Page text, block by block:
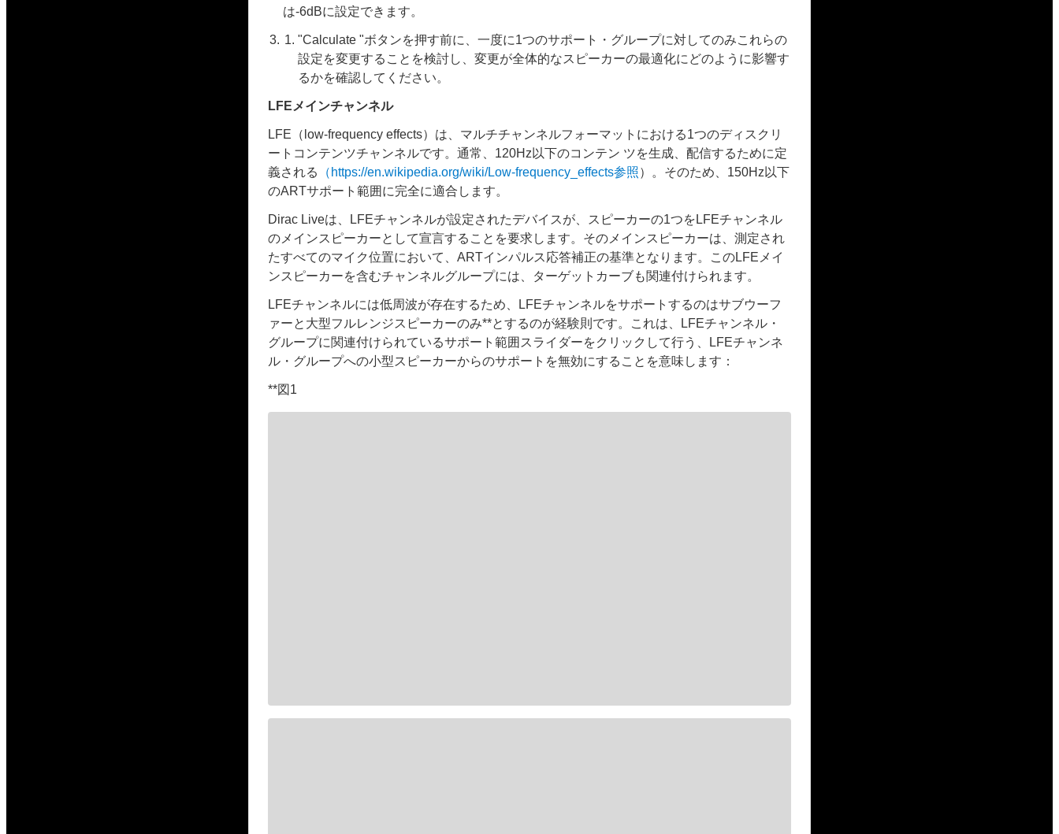
は-6dBに設定できます。
"Calculate "ボタンを押す前に、一度に1つのサポート・グループに対してのみこれらの
設定を変更することを検討し、変更が全体的なスピーカーの最適化にどのように影響す
るかを確認してください。
LFEメインチャンネル
LFE（low-frequency effects）は、マルチチャンネルフォーマットにおける1つのディスクリ
ートコンテンツチャンネルです。通常、120Hz以下のコンテン ツを生成、配信するために定
義される
（https://en.wikipedia.org/wiki/Low-frequency_effects参照）。そのため、150Hz以下
のARTサポート範囲に完全に適合します。
Dirac Liveは、LFEチャンネルが設定されたデバイスが、スピーカーの1つをLFEチャンネル
のメインスピーカーとして宣言することを要求します。そのメインスピーカーは、測定され
たすべてのマイク位置において、ARTインパルス応答補正の基準となります。このLFEメイ
ンスピーカーを含むチャンネルグループには、ターゲットカーブも関連付けられます。
LFEチャンネルには低周波が存在するため、LFEチャンネルをサポートするのはサブウーフ
ァーと大型フルレンジスピーカーのみ**とするのが経験則です。これは、LFEチャンネル・
グループに関連付けられているサポート範囲スライダーをクリックして行う、LFEチャンネ
ル・グループへの小型スピーカーからのサポートを無効にすることを意味します：
**図1